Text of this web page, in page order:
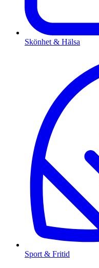
Skönhet & Hälsa
Sport & Fritid